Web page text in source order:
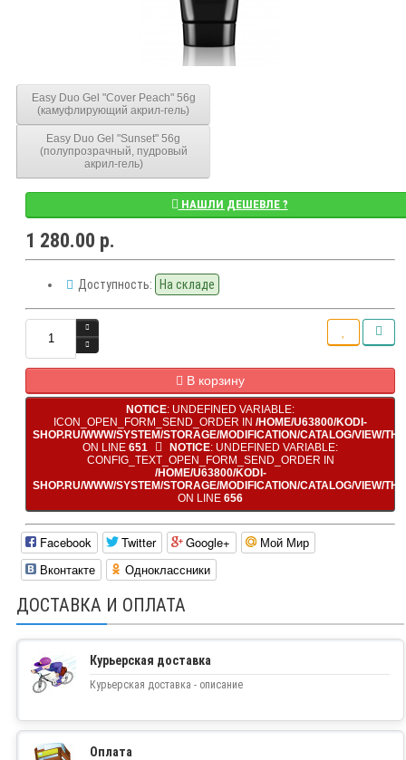
Easy Duo Gel "Cover Peach" 56g
(камуфлирующий акрил-гель)
Easy Duo Gel "Sunset" 56g
(полупрозрачный, пудровый
акрил-гель)
НАШЛИ ДЕШЕВЛЕ ?
1 280.00 р.
Доступность: На складе
В корзину
NOTICE: UNDEFINED VARIABLE:
ICON_OPEN_FORM_SEND_ORDER IN /HOME/U63800/KODI-
SHOP.RU/WWW/SYSTEM/STORAGE/MODIFICATION/CATALOG/VIEW/
ON LINE 651 NOTICE: UNDEFINED VARIABLE:
CONFIG_TEXT_OPEN_FORM_SEND_ORDER IN
/HOME/U63800/KODI-
SHOP.RU/WWW/SYSTEM/STORAGE/MODIFICATION/CATALOG/VIEW/
ON LINE 656
Facebook Twitter Google+
Мой Мир
Вконтакте
Одноклассники
ДОСТАВКА И ОПЛАТА
Курьерская доставка
Курьерская доставка - описание
Оплата